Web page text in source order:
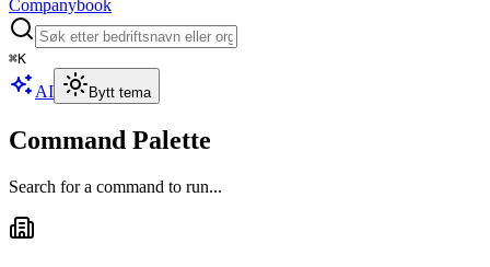
Companybook
⌘K
AI Bytt tema
Command Palette
Search for a command to run...